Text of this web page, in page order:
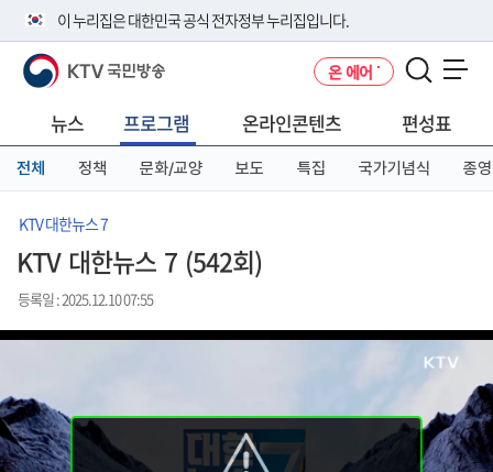
이 누리집은 대한민국 공식 전자정부 누리집입니다.
공식 누리집 주소 확인하기
니다.
이밖에 or.kr 또는 .kr등 다른 도메인 주소를 사용하고 있다면 아래 URL에
서 도메인 주소를 확인해 보세요
KTV 국민방송 온 에어
뉴스 프로그램 온라인콘텐츠 편성표
전체 정책 문화/교양 보도 특집 국가기념식 종영
KTV 대한뉴스 7
KTV 대한뉴스 7 (542회)
등록일 : 2025.12.10 07:55